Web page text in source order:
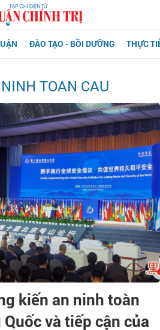
ĐÀO TẠO - BỒI DƯỠNG THỰC
TOAN CAU
kiến an ninh toàn
và tiếp cận của